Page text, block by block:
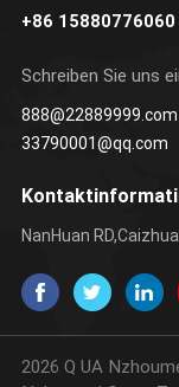
+86 15880776060
Schreiben Sie uns
888@22889999.com
33790001@qq.com
NanHuan
2026 Q UA